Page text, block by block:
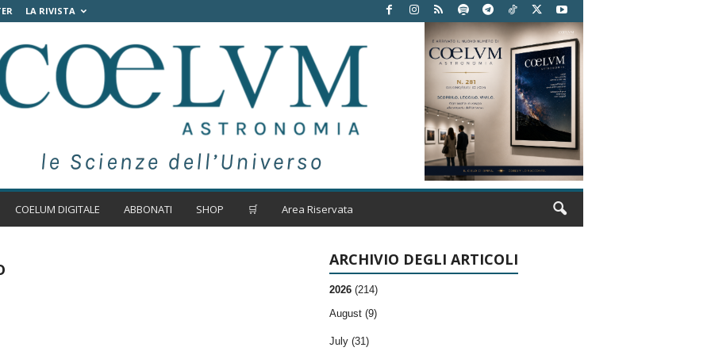
LA RIVISTA
COELUM DIGITALE ABBONATI SHOP 🛒 Area Riservata
ARCHIVIO DEGLI ARTICOLI
2026 (214)
August (9)
July (31)